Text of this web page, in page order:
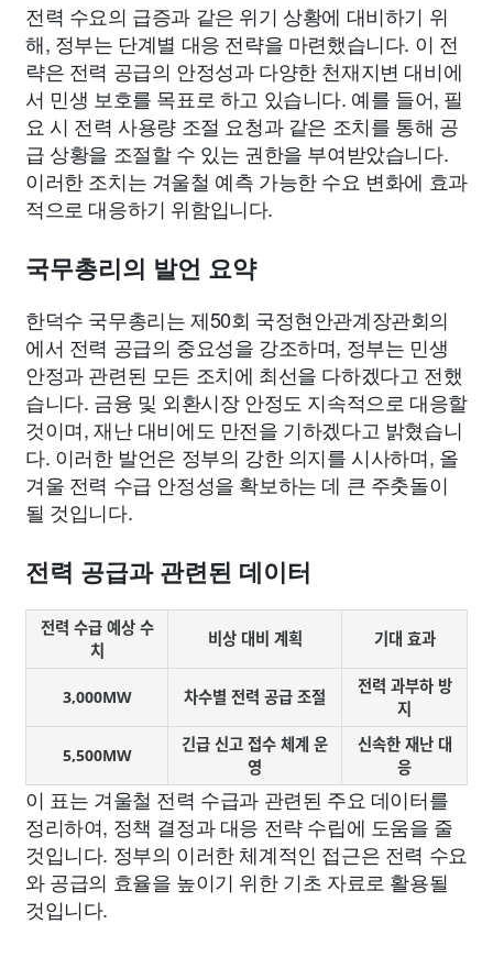
전력 수요의 급증과 같은 위기 상황에 대비하기 위
해, 정부는 단계별 대응 전략을 마련했습니다. 이 전
략은 전력 공급의 안정성과 다양한 천재지변 대비에
서 민생 보호를 목표로 하고 있습니다. 예를 들어, 필
요 시 전력 사용량 조절 요청과 같은 조치를 통해 공
급 상황을 조절할 수 있는 권한을 부여받았습니다.
이러한 조치는 겨울철 예측 가능한 수요 변화에 효과
적으로 대응하기 위함입니다.
국무총리의 발언 요약
한덕수 국무총리는 제50회 국정현안관계장관회의
에서 전력 공급의 중요성을 강조하며, 정부는 민생
안정과 관련된 모든 조치에 최선을 다하겠다고 전했
습니다. 금융 및 외환시장 안정도 지속적으로 대응할
것이며, 재난 대비에도 만전을 기하겠다고 밝혔습니
다. 이러한 발언은 정부의 강한 의지를 시사하며, 올
겨울 전력 수급 안정성을 확보하는 데 큰 주춧돌이
될 것입니다.
전력 공급과 관련된 데이터
전력 수급 예상 수
치
비상 대비 계획 기대 효과
3,000MW 차수별 전력 공급 조절
전력 과부하 방
지
5,500MW
긴급 신고 접수 체계 운
영
신속한 재난 대
응
이 표는 겨울철 전력 수급과 관련된 주요 데이터를
정리하여, 정책 결정과 대응 전략 수립에 도움을 줄
것입니다. 정부의 이러한 체계적인 접근은 전력 수요
와 공급의 효율을 높이기 위한 기초 자료로 활용될
것입니다.